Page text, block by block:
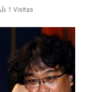
1 Visitas